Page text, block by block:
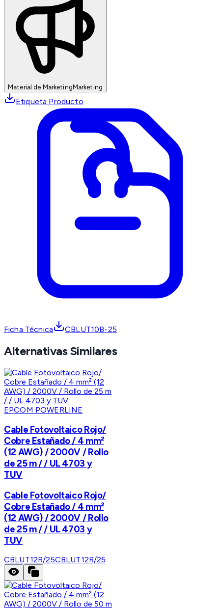
Material de MarketingMarketing
Etiqueta Producto
Ficha Técnica CBLUT10B-25
Alternativas Similares
EPCOM POWERLINE
Cable Fotovoltaico Rojo/
Cobre Estañado / 4 mm²
(12 AWG) / 2000V / Rollo
de 25 m / / UL 4703 y
TUV
Cable Fotovoltaico Rojo/
Cobre Estañado / 4 mm²
(12 AWG) / 2000V / Rollo
de 25 m / / UL 4703 y
TUV
CBLUT12R/25CBLUT12R/25